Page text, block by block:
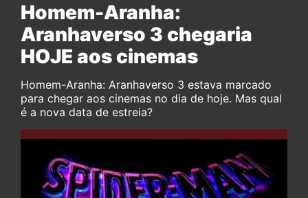
Homem-Aranha:
Aranhaverso 3 chegaria
HOJE aos cinemas
Homem-Aranha: Aranhaverso 3 estava marcado
para chegar aos cinemas no dia de hoje. Mas qual
é a nova data de estreia?